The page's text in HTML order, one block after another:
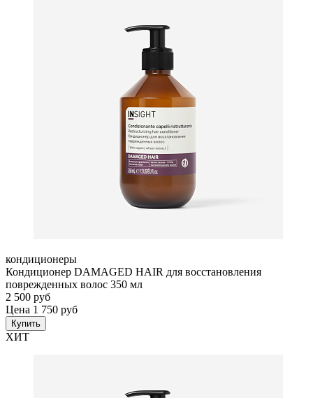
кондиционеры
Кондиционер DAMAGED HAIR для восстановления
поврежденных волос 350 мл
2 500 руб
Цена 1 750 руб
Купить
ХИТ